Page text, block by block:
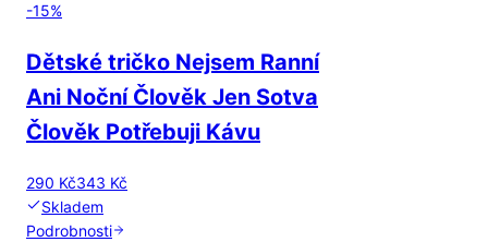
-15%
Dětské tričko Nejsem Ranní
Ani Noční Člověk Jen Sotva
Člověk Potřebuji Kávu
290 Kč343 Kč
Skladem
Podrobnosti